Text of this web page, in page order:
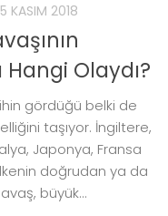
5 KASIM 2018
Hangi Olaydı?
gördüğü belki de
taşıyor. İngiltere,
Japonya, Fransa
doğrudan ya da
büyük...